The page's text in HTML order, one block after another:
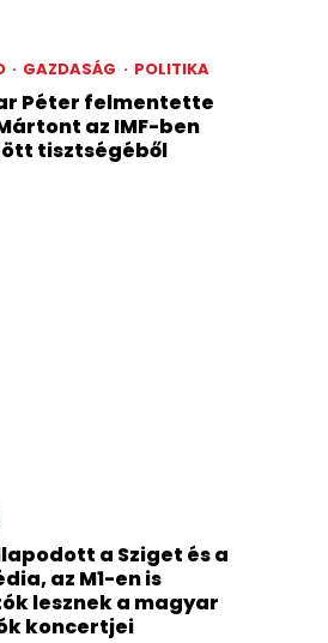
· GAZDASÁG · POLITIKA
Péter felmentette
az IMF-ben
tisztségéből
a Sziget és a
az M1-en is
lesznek a magyar
koncertjei